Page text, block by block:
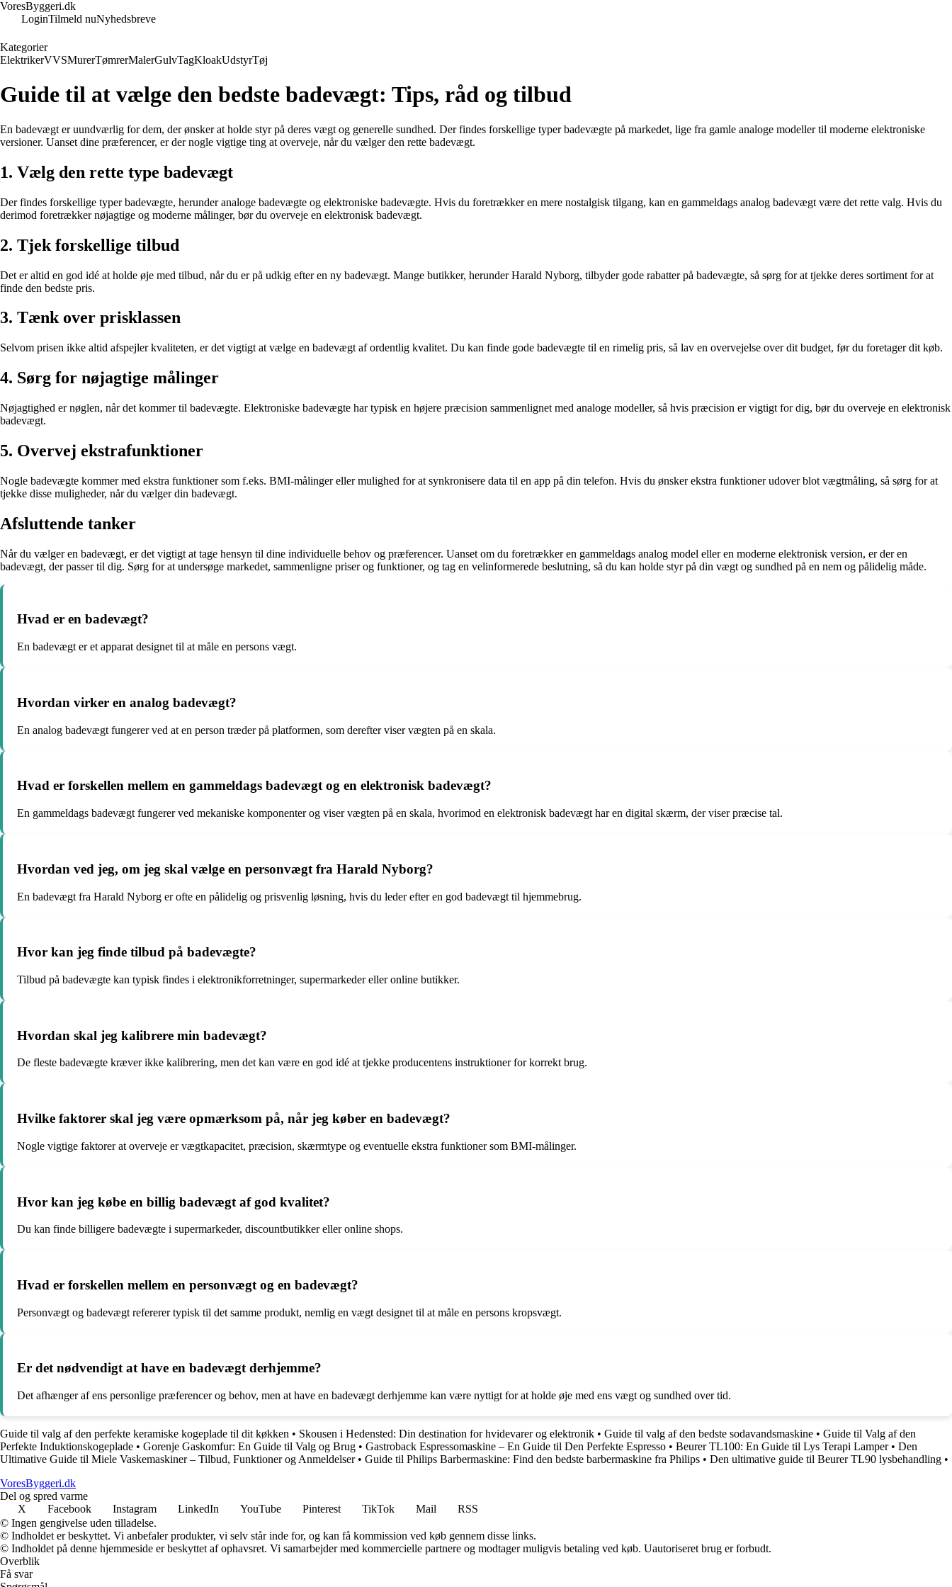
VoresByggeri.dk
LoginTilmeld nuNyhedsbreve
Kategorier
ElektrikerVVSMurerTømrerMalerGulvTagKloakUdstyrTøj
Guide til at vælge den bedste badevægt: Tips, råd og tilbud
En badevægt er uundværlig for dem, der ønsker at holde styr på deres vægt og generelle sundhed. Der findes forskellige typer badevægte på markedet, lige fra gamle analoge modeller til moderne elektroniske
versioner. Uanset dine præferencer, er der nogle vigtige ting at overveje, når du vælger den rette badevægt.
1. Vælg den rette type badevægt
Der findes forskellige typer badevægte, herunder analoge badevægte og elektroniske badevægte. Hvis du foretrækker en mere nostalgisk tilgang, kan en gammeldags analog badevægt være det rette valg. Hvis du
derimod foretrækker nøjagtige og moderne målinger, bør du overveje en elektronisk badevægt.
2. Tjek forskellige tilbud
Det er altid en god idé at holde øje med tilbud, når du er på udkig efter en ny badevægt. Mange butikker, herunder Harald Nyborg, tilbyder gode rabatter på badevægte, så sørg for at tjekke deres sortiment for at
finde den bedste pris.
3. Tænk over prisklassen
Selvom prisen ikke altid afspejler kvaliteten, er det vigtigt at vælge en badevægt af ordentlig kvalitet. Du kan finde gode badevægte til en rimelig pris, så lav en overvejelse over dit budget, før du foretager dit køb.
4. Sørg for nøjagtige målinger
Nøjagtighed er nøglen, når det kommer til badevægte. Elektroniske badevægte har typisk en højere præcision sammenlignet med analoge modeller, så hvis præcision er vigtigt for dig, bør du overveje en elektronisk
badevægt.
5. Overvej ekstrafunktioner
Nogle badevægte kommer med ekstra funktioner som f.eks. BMI-målinger eller mulighed for at synkronisere data til en app på din telefon. Hvis du ønsker ekstra funktioner udover blot vægtmåling, så sørg for at
tjekke disse muligheder, når du vælger din badevægt.
Afsluttende tanker
Når du vælger en badevægt, er det vigtigt at tage hensyn til dine individuelle behov og præferencer. Uanset om du foretrækker en gammeldags analog model eller en moderne elektronisk version, er der en
badevægt, der passer til dig. Sørg for at undersøge markedet, sammenligne priser og funktioner, og tag en velinformerede beslutning, så du kan holde styr på din vægt og sundhed på en nem og pålidelig måde.
Hvad er en badevægt?
En badevægt er et apparat designet til at måle en persons vægt.
Hvordan virker en analog badevægt?
En analog badevægt fungerer ved at en person træder på platformen, som derefter viser vægten på en skala.
Hvad er forskellen mellem en gammeldags badevægt og en elektronisk badevægt?
En gammeldags badevægt fungerer ved mekaniske komponenter og viser vægten på en skala, hvorimod en elektronisk badevægt har en digital skærm, der viser præcise tal.
Hvordan ved jeg, om jeg skal vælge en personvægt fra Harald Nyborg?
En badevægt fra Harald Nyborg er ofte en pålidelig og prisvenlig løsning, hvis du leder efter en god badevægt til hjemmebrug.
Hvor kan jeg finde tilbud på badevægte?
Tilbud på badevægte kan typisk findes i elektronikforretninger, supermarkeder eller online butikker.
Hvordan skal jeg kalibrere min badevægt?
De fleste badevægte kræver ikke kalibrering, men det kan være en god idé at tjekke producentens instruktioner for korrekt brug.
Hvilke faktorer skal jeg være opmærksom på, når jeg køber en badevægt?
Nogle vigtige faktorer at overveje er vægtkapacitet, præcision, skærmtype og eventuelle ekstra funktioner som BMI-målinger.
Hvor kan jeg købe en billig badevægt af god kvalitet?
Du kan finde billigere badevægte i supermarkeder, discountbutikker eller online shops.
Hvad er forskellen mellem en personvægt og en badevægt?
Personvægt og badevægt refererer typisk til det samme produkt, nemlig en vægt designet til at måle en persons kropsvægt.
Er det nødvendigt at have en badevægt derhjemme?
Det afhænger af ens personlige præferencer og behov, men at have en badevægt derhjemme kan være nyttigt for at holde øje med ens vægt og sundhed over tid.
Guide til valg af den perfekte keramiske kogeplade til dit køkken • Skousen i Hedensted: Din destination for hvidevarer og elektronik • Guide til valg af den bedste sodavandsmaskine • Guide til Valg af den
Perfekte Induktionskogeplade • Gorenje Gaskomfur: En Guide til Valg og Brug • Gastroback Espressomaskine – En Guide til Den Perfekte Espresso • Beurer TL100: En Guide til Lys Terapi Lamper• Den
Ultimative Guide til Miele Vaskemaskiner – Tilbud, Funktioner og Anmeldelser• Guide til Philips Barbermaskine: Find den bedste barbermaskine fra Philips • Den ultimative guide til Beurer TL90 lysbehandling •
VoresByggeri.dk
Del og spred varme
X
Facebook Instagram LinkedIn YouTube Pinterest TikTok Mail
RSS
© Ingen gengivelse uden tilladelse.
© Indholdet er beskyttet. Vi anbefaler produkter, vi selv står inde for, og kan få kommission ved køb gennem disse links.
© Indholdet på denne hjemmeside er beskyttet af ophavsret. Vi samarbejder med kommercielle partnere og modtager muligvis betaling ved køb. Uautoriseret brug er forbudt.
Overblik
Få svar